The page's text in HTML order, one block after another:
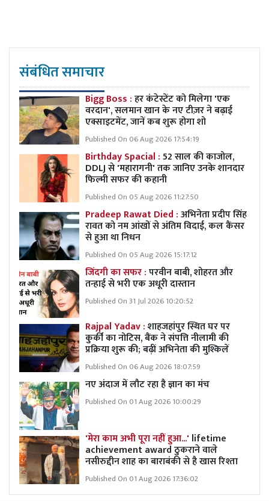
संबंधित समाचार
Bigg Boss :हर कंटेस्टेंट को मिलेगा 'एक
वरदान', सलमान खान के नए टीज़र ने बढ़ाई
एक्साइटमेंट, जानें कब शुरू होगा शो
Published On 06 Aug 2026 17:54:19
Birthday Spacial :52 साल की काजोल,
DDLJ से 'महारागनी' तक जानिए उनके शानदार
फिल्मी सफर की कहानी
Published On 05 Aug 2026 11:27:50
Pradeep Rawat Died :अभिनेता प्रदीप सिंह
रावत को नम आंखों से अंतिम विदाई, कल कैंसर
से हुआ था निधन
Published On 05 Aug 2026 15:17:12
जिंदगी का सफर :परवीन बाबी, शोहरत और
तन्हाई से भरी एक अधूरी दास्तान
Published On 31 Jul 2026 10:20:52
Rajpal Yadav :शाहजहांपुर स्थित घर पर
कुर्की का नोटिस, बैंक ने संपत्ति नीलामी की
प्रक्रिया शुरू की; बढ़ीं अभिनेता की मुश्किलें
Published On 06 Aug 2026 18:07:59
नए अंदाज में लौट रहा है ज्ञान का मंच
Published On 01 Aug 2026 10:00:29
'मेरा काम अभी पूरा नहीं हुआ...' lifetime
achievement award ठुकराने वाले
नसीरुद्दीन शाह का बाराबंकी से है खास रिश्ता
Published On 01 Aug 2026 17:36:02